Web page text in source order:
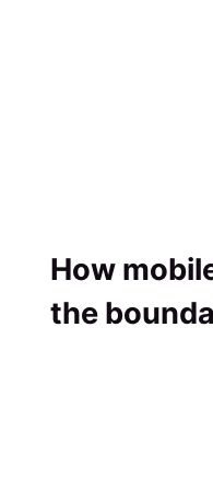
How
the